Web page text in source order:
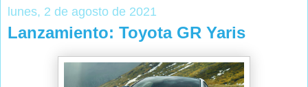
lunes, 2 de agosto de 2021
Lanzamiento: Toyota GR Yaris